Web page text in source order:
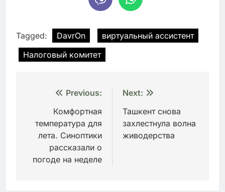
Tagged: DavrOn
виртуальный ассистент
Налоговый комитет
Навигация
записям
Previous:
Комфортная
температура для
лета. Синоптики
рассказали о
погоде на неделе
Next:
Ташкент снова
захлестнула волна
живодерства